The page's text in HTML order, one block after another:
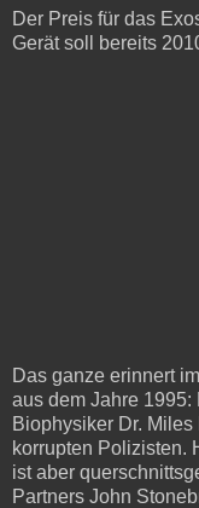
Der Preis für das
Gerät soll bereits
Das ganze erinnert
aus dem Jahre
Biophysiker Dr.
korrupten Polizisten.
ist aber
Partners John